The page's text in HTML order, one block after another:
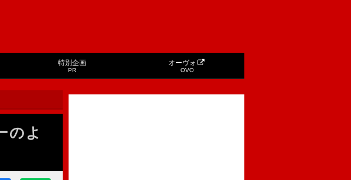
特別企画
PR
オーヴォ
OVO
のよ